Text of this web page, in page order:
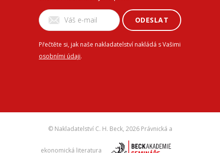
ODESLAT
Přečtěte si, jak naše nakladatelství nakládá s Vašimi
osobními údaji.
© Nakladatelství C. H. Beck, 2026 Právnická a
ekonomická literatura